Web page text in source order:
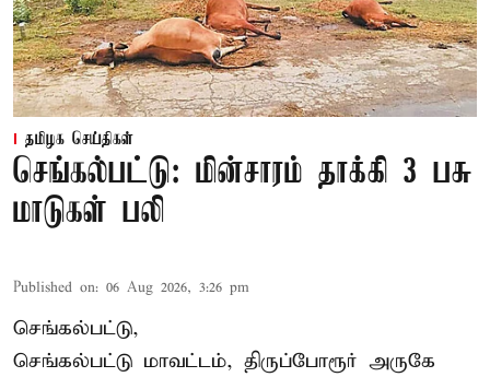
தமிழக செய்திகள்
செங்கல்பட்டு: மின்சாரம் தாக்கி 3 பசு
மாடுகள் பலி
Published on: 06 Aug 2026, 3:26 pm
செங்கல்பட்டு,
செங்கல்பட்டு மாவட்டம், திருப்போரூர் அருகே